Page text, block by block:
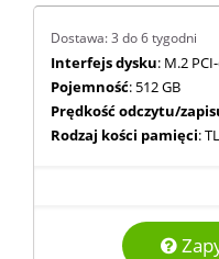
Dostawa: 3 do 6 tygodni
Interfejs dysku: M.2
Pojemność: 512 GB
Prędkość odczytu/
Rodzaj kości pamięci: